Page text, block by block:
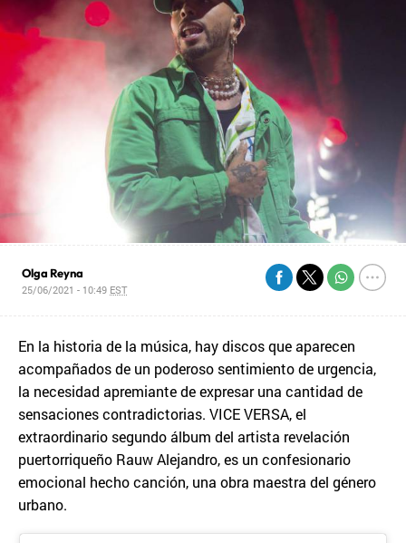
Olga Reyna
25/06/2021 - 10:49 EST
En la historia de la música, hay discos que aparecen
acompañados de un poderoso sentimiento de urgencia,
la necesidad apremiante de expresar una cantidad de
sensaciones contradictorias. VICE VERSA, el
extraordinario segundo álbum del artista revelación
puertorriqueño Rauw Alejandro, es un confesionario
emocional hecho canción, una obra maestra del género
urbano.